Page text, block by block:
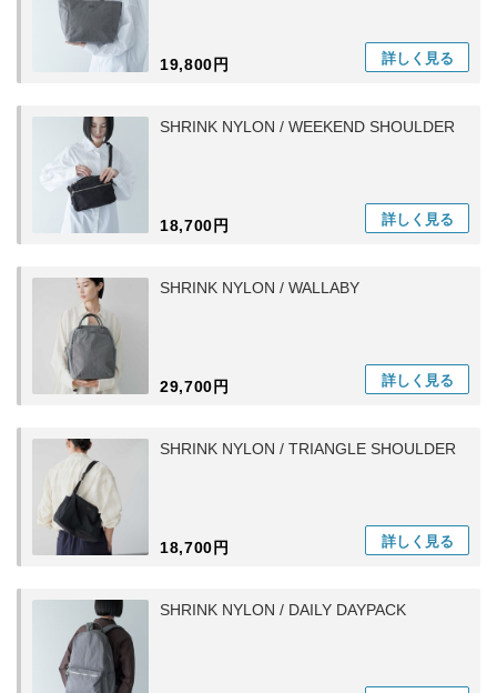
19,800円 詳しく 見る
SHRINK NYLON / WEEKEND SHOULDER
18,700円 詳しく 見る
SHRINK NYLON / WALLABY
29,700円 詳しく 見る
SHRINK NYLON / TRIANGLE SHOULDER
18,700円 詳しく 見る
SHRINK NYLON / DAILY DAYPACK